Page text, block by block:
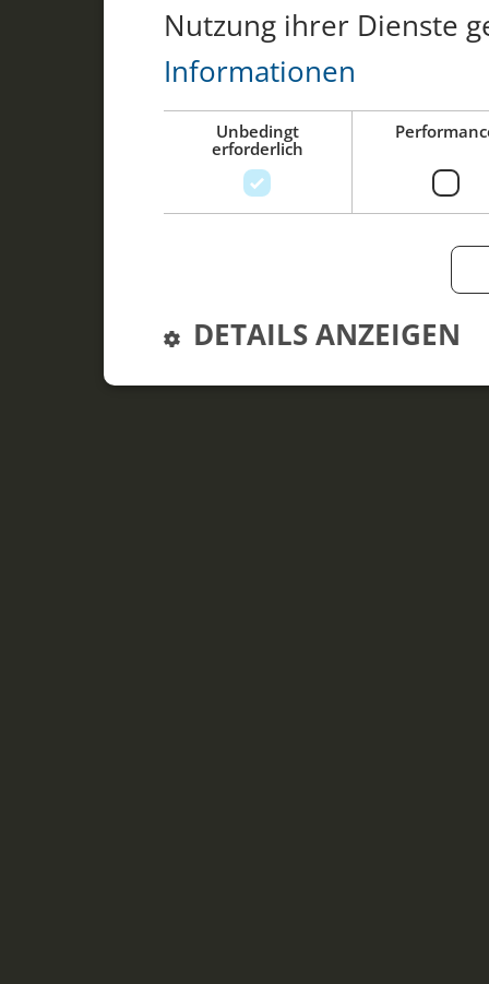
Nutzung ihrer Dienste
Informationen
Unbedingt
erforderlich
DETAILS ANZEIGEN